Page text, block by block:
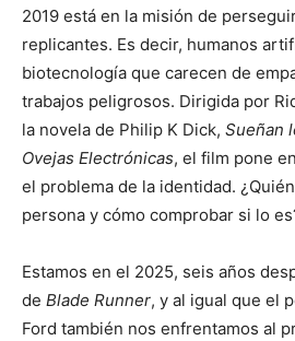
2019 está en la misión de
replicantes. Es decir, humanos
biotecnología que carecen de
trabajos peligrosos. Dirigida por
la novela de Philip K Dick, Sueñan
Ovejas Electrónicas, el film pone
el problema de la identidad.
persona y cómo comprobar si lo
Estamos en el 2025, seis años
de Blade Runner, y al igual que el
Ford también nos enfrentamos al